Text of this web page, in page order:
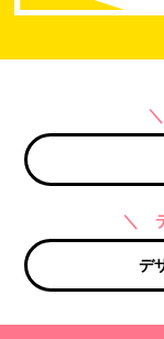
＼
デ